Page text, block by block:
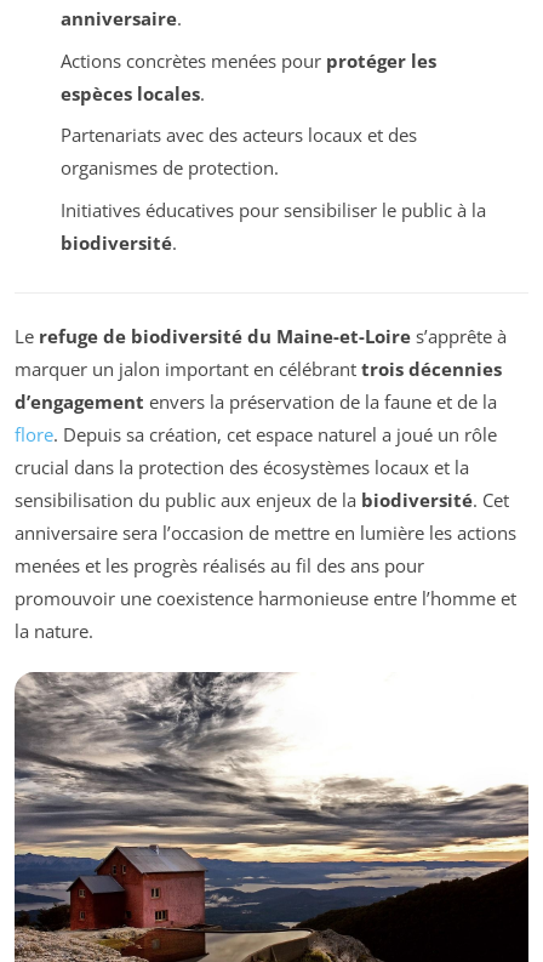
anniversaire.
Actions concrètes menées pour protéger les
espèces locales.
Partenariats avec des acteurs locaux et des
organismes de protection.
Initiatives éducatives pour sensibiliser le public à la
biodiversité.
Le refuge de biodiversité du Maine-et-Loire s’apprête à
marquer un jalon important en célébrant trois décennies
d’engagement envers la préservation de la faune et de la
flore. Depuis sa création, cet espace naturel a joué un rôle
crucial dans la protection des écosystèmes locaux et la
sensibilisation du public aux enjeux de la biodiversité. Cet
anniversaire sera l’occasion de mettre en lumière les actions
menées et les progrès réalisés au fil des ans pour
promouvoir une coexistence harmonieuse entre l’homme et
la nature.